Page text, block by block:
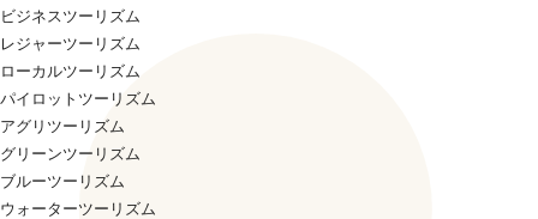
ビジネスツーリズム
レジャーツーリズム
ローカルツーリズム
パイロットツーリズム
アグリツーリズム
グリーンツーリズム
ブルーツーリズム
ウォーターツーリズム